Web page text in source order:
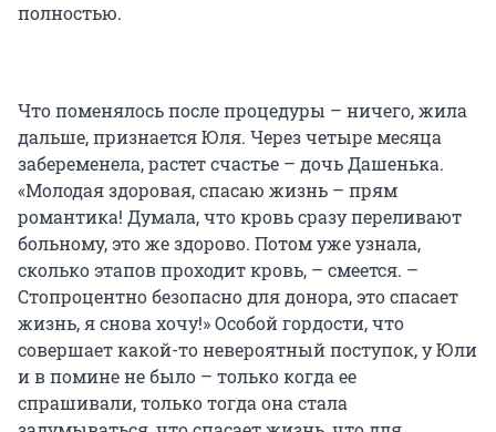
полностью.
Что поменялось после процедуры – ничего, жила
дальше, признается Юля. Через четыре месяца
забеременела, растет счастье – дочь Дашенька.
«Молодая здоровая, спасаю жизнь – прям
романтика! Думала, что кровь сразу переливают
больному, это же здорово. Потом уже узнала,
сколько этапов проходит кровь, – смеется. –
Стопроцентно безопасно для донора, это спасает
жизнь, я снова хочу!» Особой гордости, что
совершает какой-то невероятный поступок, у Юли
и в помине не было – только когда ее
спрашивали, только тогда она стала